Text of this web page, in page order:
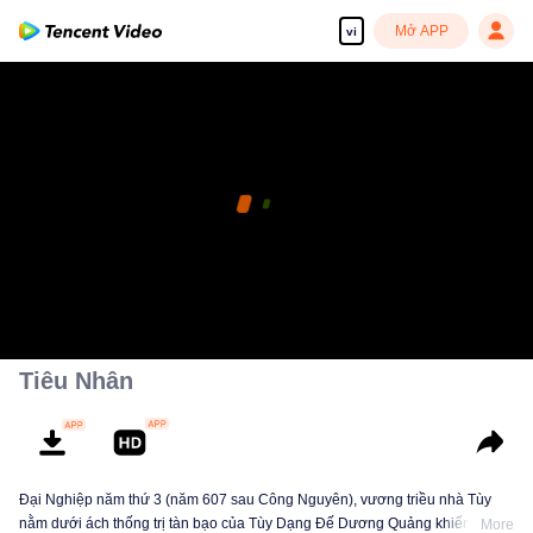
vi Mở APP
Tiêu Nhân
Đại Nghiệp năm thứ 3 (năm 607 sau Công Nguyên), vương triều nhà Tùy
nằm dưới ách thống trị tàn bạo của Tùy Dạng Đế Dương Quảng khiến dânMore